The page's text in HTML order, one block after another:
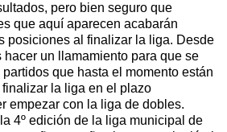
pero bien seguro que
que aquí aparecen acabarán
posiciones al finalizar la liga. Desde
un llamamiento para que se
que hasta el momento están
la liga en el plazo
empezar con la liga de dobles.
4º edición de la liga municipal de